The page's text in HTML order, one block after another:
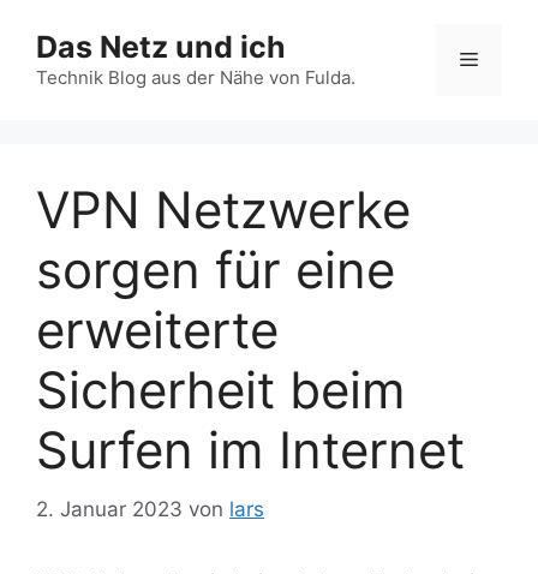
Inhalt
springen
Das Netz und ich
Technik Blog aus der Nähe von Fulda.
Menü
VPN Netzwerke
sorgen für eine
erweiterte
Sicherheit beim
Surfen im Internet
2. Januar 2023 von lars